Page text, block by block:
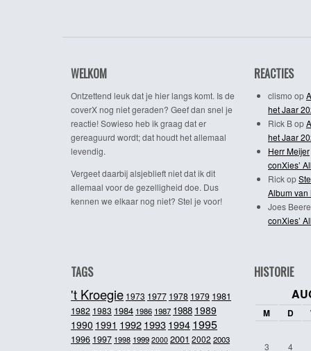
WELKOM
Ontzettend leuk dat je hier langs komt. Is de
coverX nog niet geraden? Geef dan snel je
reactie! Sowieso heb ik graag dat er
gereaguurd wordt; dat houdt het allemaal
levendig.
Vergeet daarbij alsjeblieft niet dat ik dit
allemaal voor de gezelligheid doe. Dus
kennen we elkaar nog niet? Stel je voor!
REACTIES
clismo op
het Jaar
Rick Bop
het Jaar
Herr Meijer
conXies’
Rickop
Album van
Joes
conXies’
TAGS
't Kroegie 1973 1977 1978 1979 1981
1982 1983 1984 1986 1987 1988 1989
1990 1991 19921993 1994 1995
1996 1997 1998 1999 2000 2001 2002 2003
HISTORIE
M D
3
4